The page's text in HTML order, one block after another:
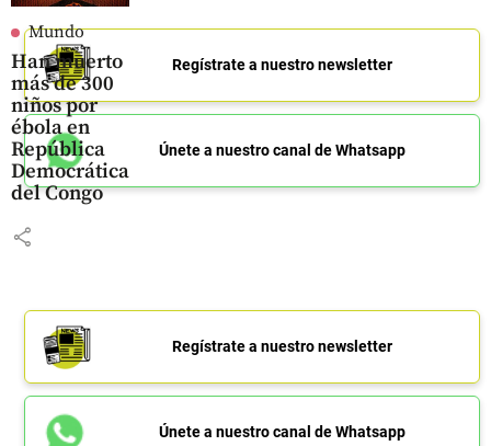
Mundo
Han muerto
más de 300
niños por
ébola en
República
Democrática
del Congo
share
Regístrate a nuestro newsletter
Únete a nuestro canal de Whatsapp
Regístrate a nuestro newsletter
Únete a nuestro canal de Whatsapp